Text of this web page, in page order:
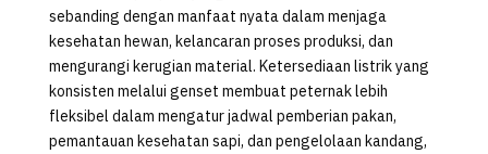
sebanding dengan manfaat nyata dalam menjaga
kesehatan hewan, kelancaran proses produksi, dan
mengurangi kerugian material. Ketersediaan listrik yang
konsisten melalui genset membuat peternak lebih
fleksibel dalam mengatur jadwal pemberian pakan,
pemantauan kesehatan sapi, dan pengelolaan kandang,